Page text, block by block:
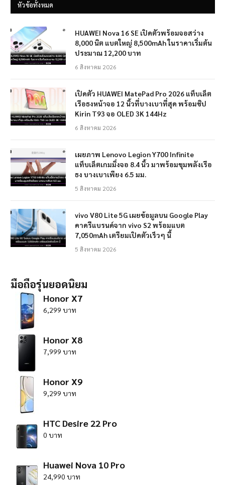
หัวข้อทั้งหมด
HUAWEI Nova 16 SE เปิดตัวพร้อมจอสว่าง
8,000 นิต แบตใหญ่ 8,500mAh ในราคาเริ่มต้น
ประมาณ 12,200 บาท
6 สิงหาคม 2026
เปิดตัว HUAWEI MatePad Pro 2026 แท็บเล็ต
เรือธงหน้าจอ 12 นิ้วที่บางเบาที่สุด พร้อมชิป
Kirin T93 จอ OLED 3K 144Hz
6 สิงหาคม 2026
เผยภาพ Lenovo Legion Y700 Infinite
แท็บเล็ตเกมมิ่งจอ 8.4 นิ้ว มาพร้อมขุมพลังเรือ
ธง บางเบาเพียง 6.5 มม.
5 สิงหาคม 2026
vivo V80 Lite 5G เผยข้อมูลบน Google Play
คาดรีแบรนด์จาก vivo S2 พร้อมแบต
7,050mAh เตรียมเปิดตัวเร็วๆ นี้
5 สิงหาคม 2026
มือถือรุ่นยอดนิยม
Honor X7
6,299 บาท
Honor X8
7,999 บาท
Honor X9
9,299 บาท
HTC Desire 22 Pro
0 บาท
Huawei Nova 10 Pro
24,990 บาท